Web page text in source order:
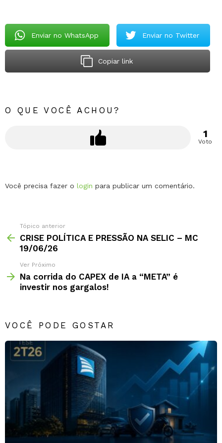
Enviar no WhatsApp Enviar no Twitter
Copiar link
O QUE VOCÊ ACHOU?
1
Voto
Deixe
Você precisa fazer o login para publicar um comentário.
Tópico anterior
CRISE POLÍTICA E PRESSÃO NA SELIC – MC
19/06/26
Ver Próximo
Na corrida do CAPEX de IA a “META” é
investir nos gargalos!
VOCÊ PODE GOSTAR